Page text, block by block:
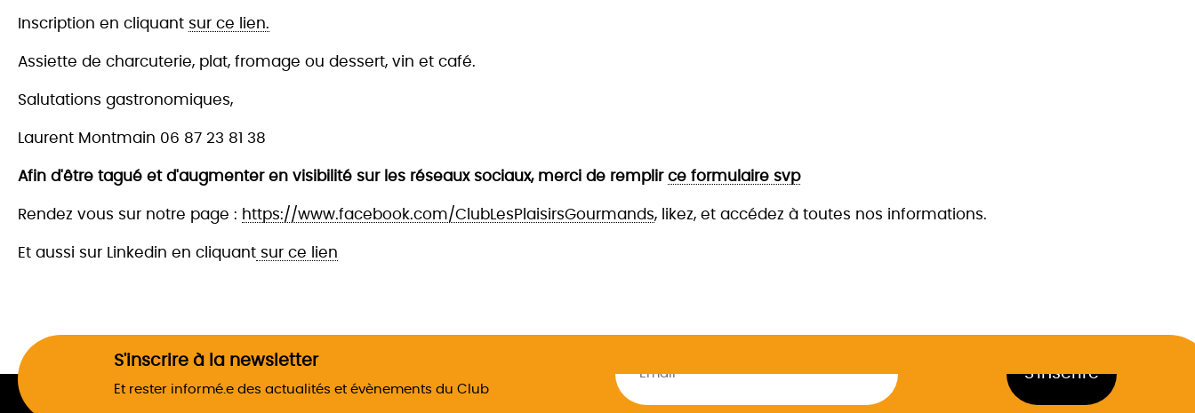
Inscription en cliquant sur ce lien.
Assiette de charcuterie, plat, fromage ou dessert, vin et café.
Salutations gastronomiques,
Laurent Montmain 06 87 23 81 38
Afin d'être tagué et d'augmenter en visibilité sur les réseaux sociaux, merci de remplir ce formulaire svp
Rendez vous sur notre page : https://www.facebook.com/ClubLesPlaisirsGourmands, likez, et accédez à toutes nos informations.
Et aussi sur Linkedin en cliquant sur ce lien
S'inscrire à la newsletter
Et rester informé.e des actualités et évènements du Club